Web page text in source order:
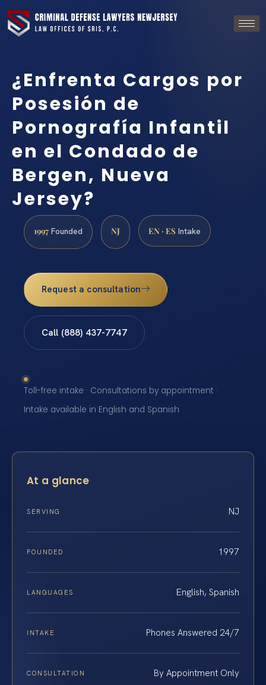
¿Enfrenta Cargos por
Posesión de
Pornografía Infantil
en el Condado de
Bergen, Nueva
Jersey?
1997 Founded NJ EN · ES Intake
Request a consultation
Call (888) 437-7747
Toll-free intake · Consultations by appointment ·
Intake available in English and Spanish
At a glance
SERVING NJ
FOUNDED 1997
LANGUAGES English, Spanish
INTAKE Phones Answered 24/7
CONSULTATION By Appointment Only